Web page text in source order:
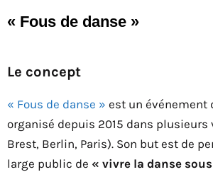
« Fous de danse »
Le concept
« Fous de danse » est un événement
organisé depuis 2015 dans plusieurs
Brest, Berlin, Paris). Son but est de
large public de « vivre la danse